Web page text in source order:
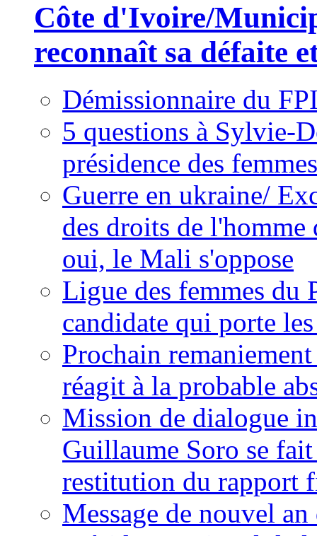
Côte d'Ivoire/
reconnaît sa défaite
Démissionnaire du
5 questions à Sylvie-
présidence des
Guerre en ukraine/
des droits de
oui, le Mali s'oppose
Ligue des femmes du
candidate qui porte
Prochain
réagit à la probable
Mission de dialogue
Guillaume Soro se
restitution du rapport
Message de nouvel